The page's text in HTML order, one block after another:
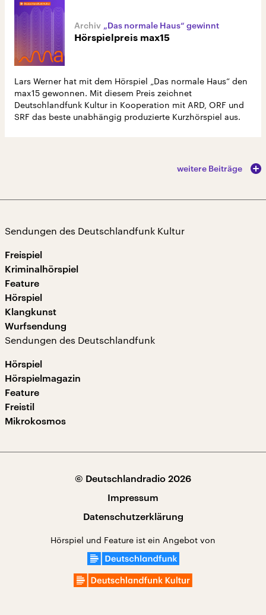
„Das normale Haus“ gewinnt
Hörspielpreis max15
Lars Werner hat mit dem Hörspiel „Das normale Haus“ den
max15 gewonnen. Mit diesem Preis zeichnet
Deutschlandfunk Kultur in Kooperation mit ARD, ORF und
SRF das beste unabhängig produzierte Kurzhörspiel aus.
weitere Beiträge
Sendungen des Deutschlandfunk Kultur
Freispiel
Kriminalhörspiel
Feature
Hörspiel
Klangkunst
Wurfsendung
Sendungen des Deutschlandfunk
Hörspiel
Hörspielmagazin
Feature
Freistil
Mikrokosmos
© Deutschlandradio 2026
Impressum
Datenschutzerklärung
Hörspiel und Feature ist ein Angebot von